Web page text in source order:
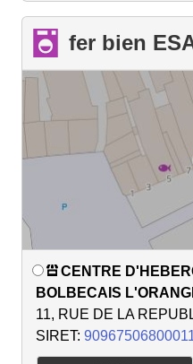
fer bien
CENTRE
BOLBECAIS
11, RUE DE LA
SIRET: